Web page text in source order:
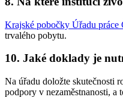
Krajské pobočky Úřadu práce
trvalého pobytu.
10. Jaké doklady je
Na úřadu doložte skutečnosti
podpory v nezaměstnanosti, a